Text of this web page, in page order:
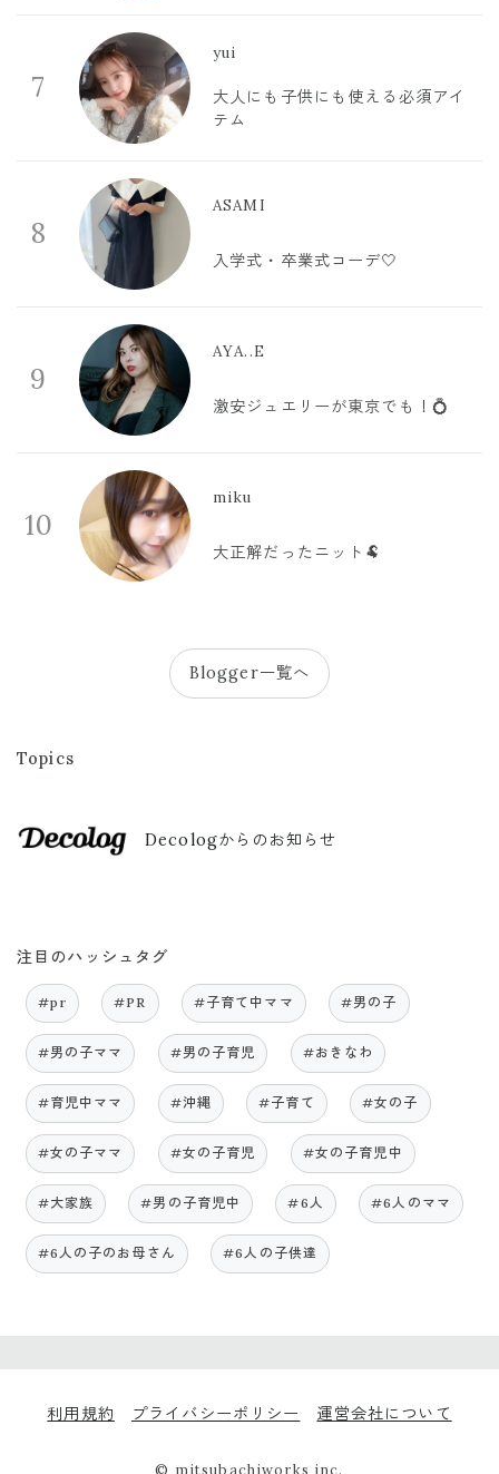
7
yui
大人にも子供にも使える必須アイ
テム
8
ASAMI
入学式・卒業式コーデ🤍
9
AYA..E
激安ジュエリーが東京でも！💍
10
miku
大正解だったニット🐏
Blogger一覧へ
Topics
Decologからのお知らせ
注目のハッシュタグ
#pr #PR #子育て中ママ #男の子
#男の子ママ #男の子育児 #おきなわ
#育児中ママ #沖縄 #子育て #女の子
#女の子ママ #女の子育児 #女の子育児中
#大家族 #男の子育児中 #6人 #6人のママ
#6人の子のお母さん #6人の子供達
利用規約 プライバシーポリシー 運営会社について
© mitsubachiworks inc.